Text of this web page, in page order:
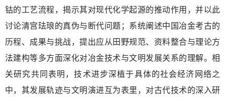
钴的工艺流程，揭示其对现代化学起源的推动作用，并以此
讨论清宫珐琅的真伪与断代问题；系统阐述中国冶金考古的
历程、成果与挑战，提出应从田野规范、资料整合与理论方
法建构等多方面深化对冶金技术与文明发展关系的理解。相
关研究共同表明，技术进步深植于具体的社会经济网络之
中，其发展轨迹与文明演进互为表里，对古代技术的深入研